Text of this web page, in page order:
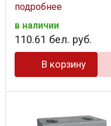
подробнее
в наличии
110.61 бел. руб.
В корзину